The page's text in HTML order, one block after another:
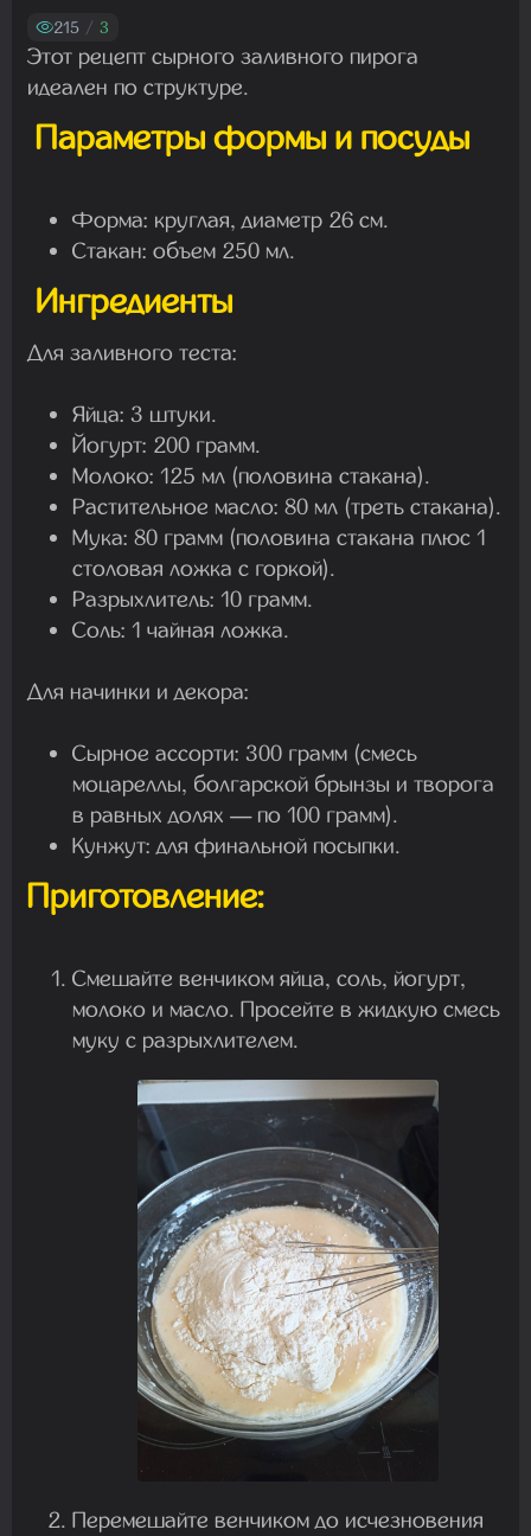
22.07.2026 19:16:45
Madam
19.07.2026 08:27:00
215 / 3
Этот рецепт сырного заливного пирога
идеален по структуре.
Параметры формы и посуды
Форма: круглая, диаметр 26 см.
Стакан: объем 250 мл.
Ингредиенты
Для заливного теста:
Яйца: 3 штуки.
Йогурт: 200 грамм.
Молоко: 125 мл (половина стакана).
Растительное масло: 80 мл (треть стакана).
Мука: 80 грамм (половина стакана плюс 1
столовая ложка с горкой).
Разрыхлитель: 10 грамм.
Соль: 1 чайная ложка.
Для начинки и декора:
Сырное ассорти: 300 грамм (смесь
моцареллы, болгарской брынзы и творога
в равных долях — по 100 грамм).
Кунжут: для финальной посыпки.
Приготовление:
Смешайте венчиком яйца, соль, йогурт,
молоко и масло. Просейте в жидкую смесь
муку с разрыхлителем.
Перемешайте венчиком до исчезновения